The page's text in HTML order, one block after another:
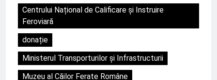
Centrului Național de Calificare și Instruire
Feroviară
donație
Ministerul Transporturilor şi Infrastructurii
Muzeu al Căilor Ferate Române